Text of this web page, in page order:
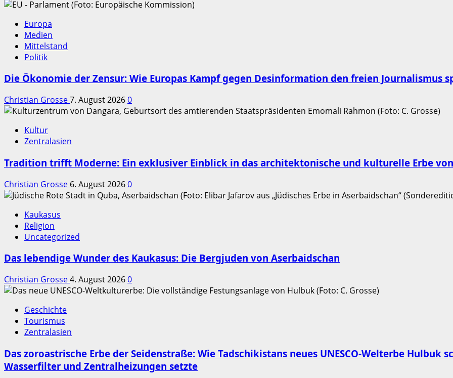
Europa
Medien
Mittelstand
Politik
Die Ökonomie der Zensur: Wie Europas Kampf gegen Desinformation den freien Journalismus
Christian Grosse7. August 20260
Kultur
Zentralasien
Tradition trifft Moderne: Ein exklusiver Einblick in das architektonische und kulturelle Erbe
Christian Grosse 6. August 20260
Kaukasus
Religion
Uncategorized
Das lebendige Wunder des Kaukasus: Die Bergjuden von Aserbaidschan
Christian Grosse4. August 20260
Geschichte
Tourismus
Zentralasien
Das zoroastrische Erbe der Seidenstraße: Wie Tadschikistans neues UNESCO-Welterbe Hulbuk
Wasserfilter und Zentralheizungen setzte